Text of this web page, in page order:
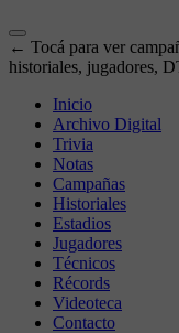
← Tocá para ver
historiales, jugadores,
Inicio
Archivo Digital
Trivia
Notas
Campañas
Historiales
Estadios
Jugadores
Técnicos
Récords
Videoteca
Contacto